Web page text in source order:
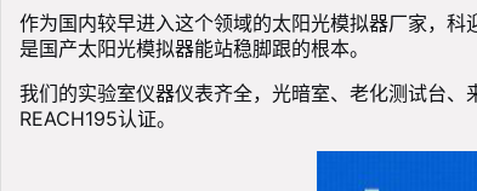
作为国内较早进入这个领域的太阳光模拟器厂家，
是国产太阳光模拟器能站稳脚跟的根本。
我们的实验室仪器仪表齐全，光暗室、老化测试台、
REACH195认证。